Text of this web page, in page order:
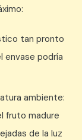
tan pronto
envase podría
ambiente:
fruto madure
de la luz